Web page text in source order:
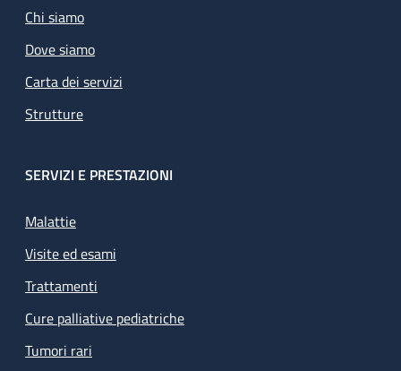
Chi siamo
Dove siamo
Carta dei servizi
Strutture
SERVIZI E PRESTAZIONI
Malattie
Visite ed esami
Trattamenti
Cure palliative pediatriche
Tumori rari